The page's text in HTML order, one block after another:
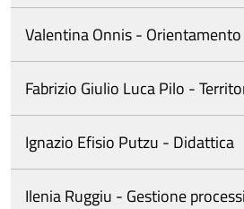
Valentina Onnis -
Fabrizio Giulio Luca Pilo -
Ignazio Efisio Putzu - Didattica
Ilenia Ruggiu - Gestione